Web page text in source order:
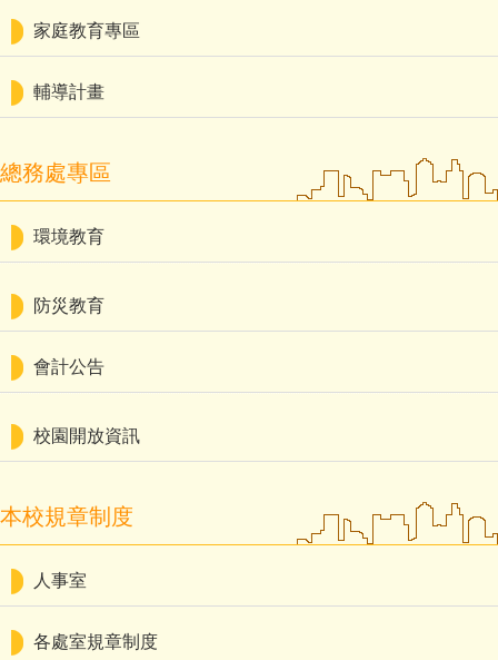
家庭教育專區
輔導計畫
總務處專區
環境教育
防災教育
會計公告
校園開放資訊
本校規章制度
人事室
各處室規章制度